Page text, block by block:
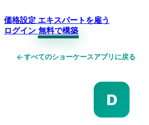
価格設定 エキスパートを雇う
ログイン 無料で構築
すべてのショーケースアプリに戻る
D